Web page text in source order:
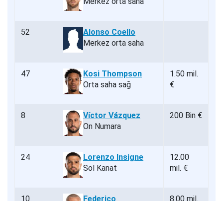
52
Alonso Coello
Merkez orta saha
47
Kosi Thompson
Orta saha sağ
1.50 mil.
€
8
Víctor Vázquez
On Numara
200 Bin €
24
Lorenzo Insigne
Sol Kanat
12.00
mil. €
10
Federico
8.00 mil.